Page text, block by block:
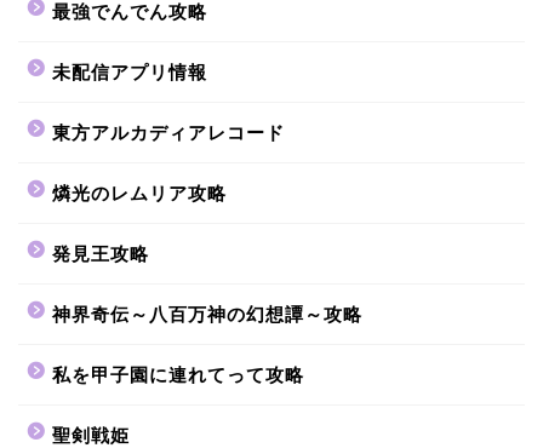
最強でんでん攻略
未配信アプリ情報
東方アルカディアレコード
燐光のレムリア攻略
発見王攻略
神界奇伝～八百万神の幻想譚～攻略
私を甲子園に連れてって攻略
聖剣戦姫